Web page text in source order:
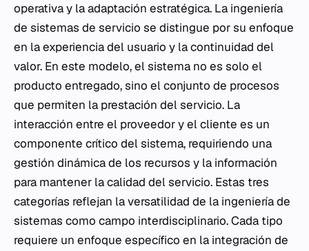
operativa y la adaptación estratégica. La ingeniería
de sistemas de servicio se distingue por su enfoque
en la experiencia del usuario y la continuidad del
valor. En este modelo, el sistema no es solo el
producto entregado, sino el conjunto de procesos
que permiten la prestación del servicio. La
interacción entre el proveedor y el cliente es un
componente crítico del sistema, requiriendo una
gestión dinámica de los recursos y la información
para mantener la calidad del servicio. Estas tres
categorías reflejan la versatilidad de la ingeniería de
sistemas como campo interdisciplinario. Cada tipo
requiere un enfoque específico en la integración de